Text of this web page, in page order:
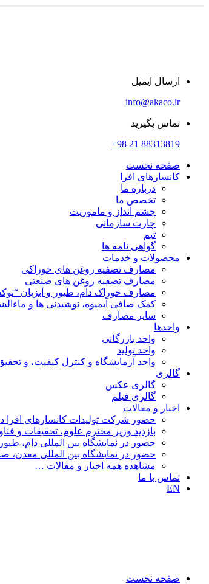
ارسال ایمیل
info@akaco.ir
تماس بگیرید
88313819 21 98+
صفحه نخست
کانسارهای افرا
درباره ما
تخصص ما
چشم انداز و ماموریت
چارت سازمانی
تیم
گواهی نامه ها
محصولات و خدمات
مصارف تصفیه روغن های خوراکی
مصارف تصفیه روغن های صنعتی
مصارف خوراک دام، طیور و آبزیان
کمک صافی آبمیوه، نوشیدنی ها و
سایر مصارف
واحدها
واحد بازرگانی
واحد تولید
واحد آزمایشگاه و کنترل کیفیت، و
گالری
گالری عکس
گالری فیلم
اخبار و مقالات
حضور شرکت تولیدات کانسارهای افرا
بازدید وزیر محترم علوم، تحقیقات و
حضور در نمایشگاه بین المللی دام، طیور و
حضور در نمایشگاه بین المللی معدن،
مشاهده همه اخبار و مقالات …
تماس با ما
EN
صفحه نخست